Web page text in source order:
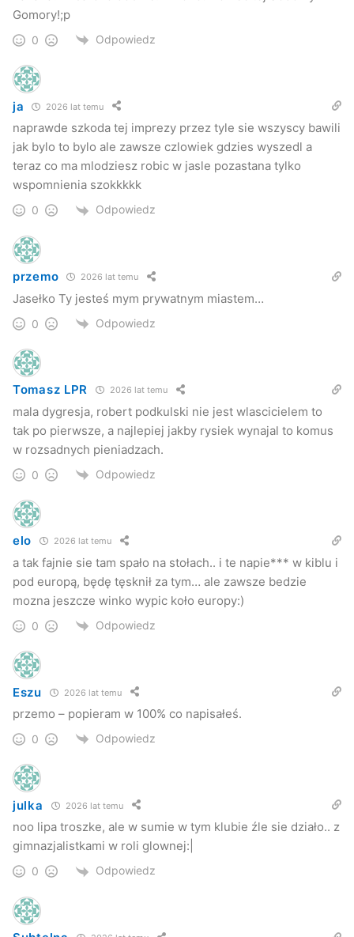
Gomory!;p
0 Odpowiedz
ja 2026 lat temu
naprawde szkoda tej imprezy przez tyle sie wszyscy bawili
jak bylo to bylo ale zawsze czlowiek gdzies wyszedl a
teraz co ma mlodziesz robic w jasle pozastana tylko
wspomnienia szokkkkk
0 Odpowiedz
przemo 2026 lat temu
Jasełko Ty jesteś mym prywatnym miastem…
0 Odpowiedz
Tomasz LPR 2026 lat temu
mala dygresja, robert podkulski nie jest wlascicielem to
tak po pierwsze, a najlepiej jakby rysiek wynajal to komus
w rozsadnych pieniadzach.
0 Odpowiedz
elo 2026 lat temu
a tak fajnie sie tam spało na stołach.. i te napie*** w kiblu i
pod europą, będę tęsknił za tym… ale zawsze bedzie
mozna jeszcze winko wypic koło europy:)
0 Odpowiedz
Eszu 2026 lat temu
przemo – popieram w 100% co napisałeś.
0 Odpowiedz
julka 2026 lat temu
noo lipa troszke, ale w sumie w tym klubie źle sie działo.. z
gimnazjalistkami w roli glownej:|
0 Odpowiedz